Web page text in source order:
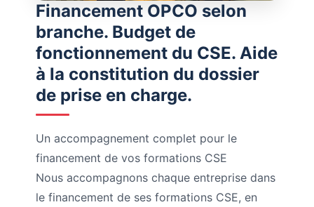
Financement OPCO selon
branche. Budget de
fonctionnement du CSE. Aide
à la constitution du dossier
de prise en charge.
Un accompagnement complet pour le
financement de vos formations CSE
Nous accompagnons chaque entreprise dans
le financement de ses formations CSE, en